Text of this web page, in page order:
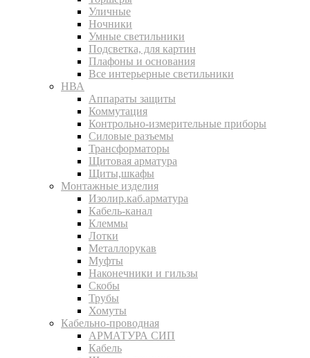
Уличные
Ночники
Умные светильники
Подсветка, для картин
Плафоны и основания
Все интерьерные светильники
НВА
Аппараты защиты
Коммутация
Контрольно-измерительные приборы
Силовые разъемы
Трансформаторы
Щитовая арматура
Щиты,шкафы
Монтажные изделия
Изолир.каб.арматура
Кабель-канал
Клеммы
Лотки
Металлорукав
Муфты
Наконечники и гильзы
Скобы
Трубы
Хомуты
Кабельно-проводная
АРМАТУРА СИП
Кабель